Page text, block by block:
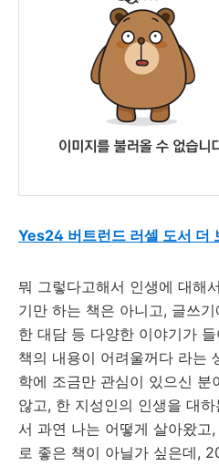
Yes24 버트런드 러셀 도서 더
뭐 그렇다고해서 인생에 대해
기만 하는 책은 아니고, 글쓰
한 대담 등 다양한 이야기가
책의 내용이 어려울꺼다 라는
학에 조금만 관심이 있으신 분
않고, 한 지성인의 인생을 대
서 과연 나는 어떻게 살아왔고
로 좋은 책이 아닐가 싶은데,